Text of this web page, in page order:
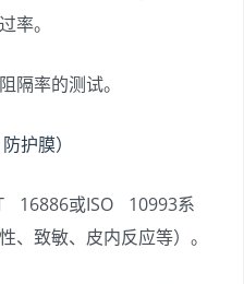
率。
隔率的测试。
护膜）
16886或ISO 10993系
、致敏、皮内反应等）。